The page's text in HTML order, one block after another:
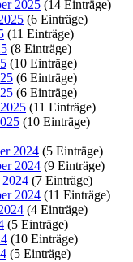
2025 (14 Einträge)
(6 Einträge)
(11 Einträge)
(8 Einträge)
(10 Einträge)
(6 Einträge)
(6 Einträge)
(11 Einträge)
(10 Einträge)
2024 (5 Einträge)
2024 (9 Einträge)
(7 Einträge)
2024 (11 Einträge)
(4 Einträge)
(5 Einträge)
(10 Einträge)
(5 Einträge)